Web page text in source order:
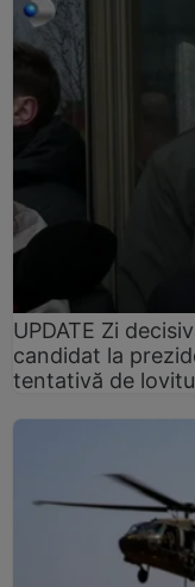
UPDATE Zi
candidat la
tentativă de